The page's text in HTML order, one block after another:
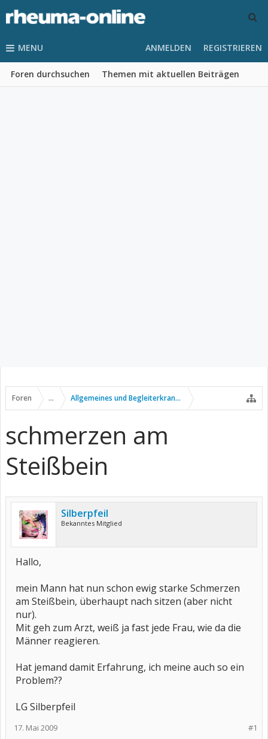
MENU
Foren durchsuchen Themen mit aktuellen Beiträgen
ANMELDEN REGISTRIEREN
Foren ... Allgemeines und Begleiterkrankungen
schmerzen am
Steißbein
Silberpfeil
Bekanntes Mitglied
Hallo,
mein Mann hat nun schon ewig starke Schmerzen
am Steißbein, überhaupt nach sitzen (aber nicht
nur).
Mit geh zum Arzt, weiß ja fast jede Frau, wie da die
Männer reagieren.
Hat jemand damit Erfahrung, ich meine auch so ein
Problem??
LG Silberpfeil
#1
17. Mai 2009